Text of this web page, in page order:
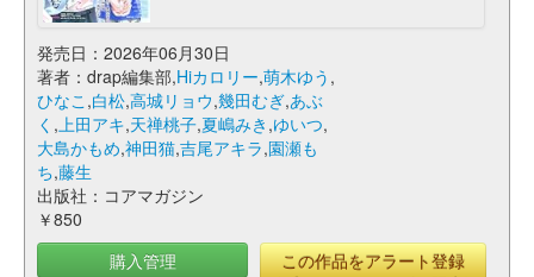
発売日：2026年06月30日
著者：drap編集部,Hiカロリー,萌木ゆう ,
ひなこ ,白松,高城リョウ,幾田むぎ,あぶ
く ,上田アキ,天禅桃子,夏嶋みき ,ゆいつ,
大島かもめ,神田猫,吉尾アキラ,園瀬も
ち,藤生
出版社：コアマガジン
￥850
購入管理
この作品をアラート登録